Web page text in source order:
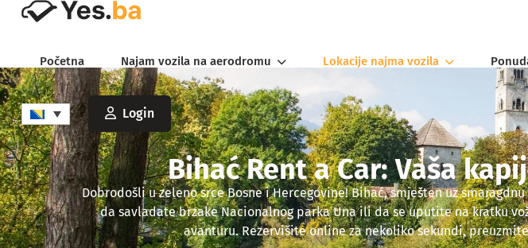
Početna Najam vozila na aerodromu Lokacije najma vozila
Login
Bihać Rent a Car: Vaša
Dobrodošli u zeleno srce Bosne i Hercegovine! Bihać, smješten uz
da savladate brzake Nacionalnog parka Una ili da se uputite na kratku
avanturu. Rezervišite online za nekoliko sekundi,